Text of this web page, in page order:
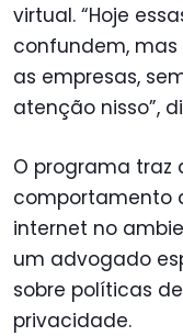
virtual. “Hoje
confundem, mas
as empresas,
atenção nisso”,
O programa traz
comportamento
internet no
um advogado
sobre políticas
privacidade.